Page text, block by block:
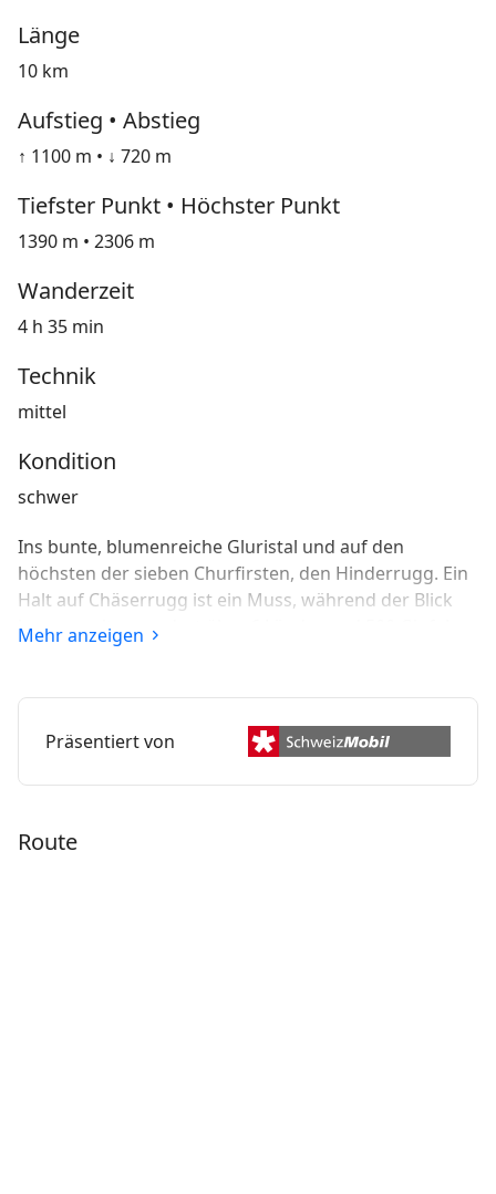
Länge
10 km
Aufstieg • Abstieg
↑ 1100 m • ↓ 720 m
Tiefster Punkt • Höchster Punkt
1390 m • 2306 m
Wanderzeit
4 h 35 min
Technik
mittel
Kondition
schwer
Ins bunte, blumenreiche Gluristal und auf den
höchsten der sieben Churfirsten, den Hinderrugg. Ein
Halt auf Chäserrugg ist ein Muss, während der Blick
immer weiterwandert über 6 Länder und 500 Gipfel.
Lehrreich endet die Wanderung auf dem Geologischen
Mehr anzeigen
Präsentiert von
Route